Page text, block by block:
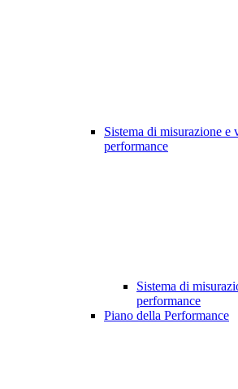
Sistema di misurazione e
performance
Sistema di
performance
Piano della Performance